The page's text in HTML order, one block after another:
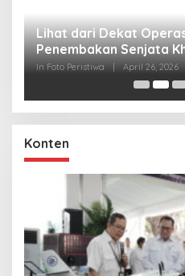
Lihat dari Dekat
Penembakan Senjata
In Foto Peristiwa April 26, 2026
Konten